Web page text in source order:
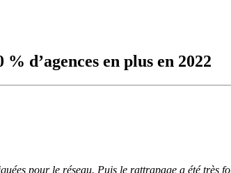
d’agences en plus en 2022
pour le réseau. Puis le rattrapage a été très